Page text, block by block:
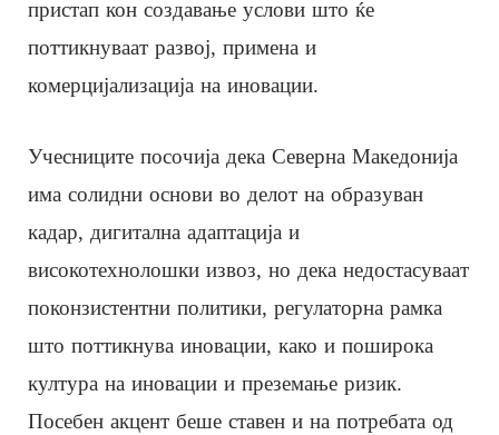
пристап кон создавање услови што ќе
поттикнуваат развој, примена и
комерцијализација на иновации.
Учесниците посочија дека Северна Македонија
има солидни основи во делот на образуван
кадар, дигитална адаптација и
високотехнолошки извоз, но дека недостасуваат
поконзистентни политики, регулаторна рамка
што поттикнува иновации, како и поширока
култура на иновации и преземање ризик.
Посебен акцент беше ставен и на потребата од